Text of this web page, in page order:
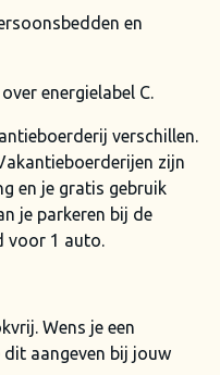
en
energielabel C.
verschillen.
zijn
en je gratis gebruik
je parkeren bij de
voor 1 auto.
Wens je een
dit aangeven bij jouw